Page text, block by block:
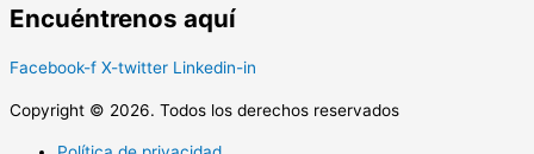
Encuéntrenos aquí
Facebook-f X-twitter Linkedin-in
Copyright © 2026. Todos los derechos reservados